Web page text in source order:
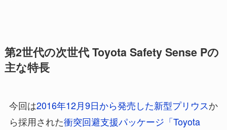
第2世代の次世代 Toyota Safety Sense Pの
主な特長
今回は2016年12月9日から発売した新型プリウスか
ら採用された衝突回避支援パッケージ「Toyota